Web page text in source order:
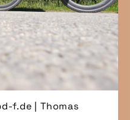
f.de | Thomas